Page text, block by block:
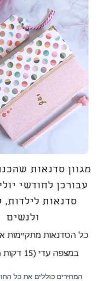
מגוון סדנאות
עבורכן לחודשי
סדנאות לילדות,
ולנשים
כל הסדנאות מתקיימות
במצפה עדי (15 דקות מהקריות)
המחירים כוללים את כל